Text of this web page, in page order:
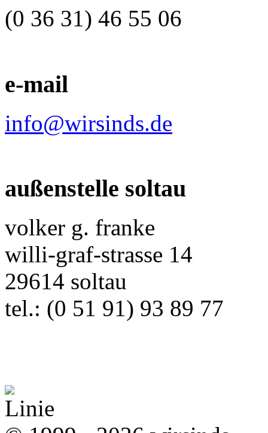
(0 36 31) 46 55 06
e-mail
info@wirsinds.de
außenstelle soltau
volker g. franke
willi-graf-strasse 14
29614 soltau
tel.: (0 51 91) 93 89 77